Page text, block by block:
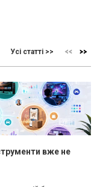
Усі статті >>
вже не